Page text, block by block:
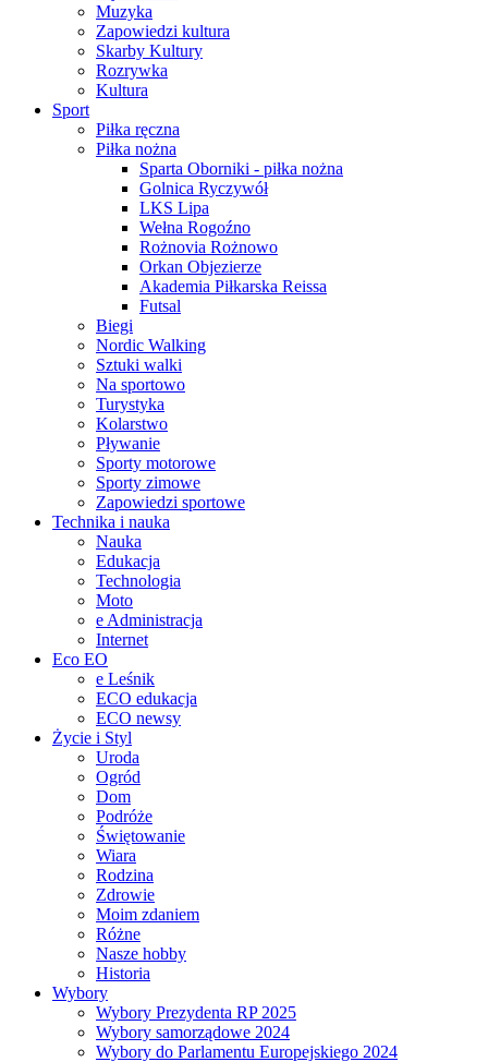
Muzyka
Zapowiedzi kultura
Skarby Kultury
Rozrywka
Kultura
Sport
Piłka ręczna
Piłka nożna
Sparta Oborniki - piłka nożna
Golnica Ryczywół
LKS Lipa
Wełna Rogoźno
Rożnovia Rożnowo
Orkan Objezierze
Akademia Piłkarska Reissa
Futsal
Biegi
Nordic Walking
Sztuki walki
Na sportowo
Turystyka
Kolarstwo
Pływanie
Sporty motorowe
Sporty zimowe
Zapowiedzi sportowe
Technika i nauka
Nauka
Edukacja
Technologia
Moto
e Administracja
Internet
Eco EO
e Leśnik
ECO edukacja
ECO newsy
Życie i Styl
Uroda
Ogród
Dom
Podróże
Świętowanie
Wiara
Rodzina
Zdrowie
Moim zdaniem
Różne
Nasze hobby
Historia
Wybory
Wybory Prezydenta RP 2025
Wybory samorządowe 2024
Wybory do Parlamentu Europejskiego 2024